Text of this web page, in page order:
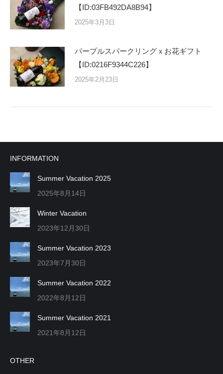
【ID:03FB492DA8B94】
2025年3月3日
パープルスパークリングｘお花ギフト
【ID:0216F9344C226】
2025年2月23日
INFORMATION
Summer Vacation 2025
2025年8月14日
Winter Vacation
2023年12月30日
Summer Vacation 2023
2023年7月30日
Summer Vacation 2022
2022年8月12日
Summer Vacation 2021
2021年8月12日
OTHER